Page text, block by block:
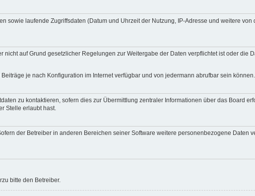
sowie laufende Zugriffsdaten (Datum und Uhrzeit der Nutzung, IP-Adresse und weitere von
auf Grund gesetzlicher Regelungen zur Weitergabe der Daten verpflichtet ist oder die
je nach Konfiguration im Internet verfügbar und von jedermann abrufbar sein können.
zu kontaktieren, sofern dies zur Übermittlung zentraler Informationen über das Board
Stelle erlaubt hast.
der Betreiber in anderen Bereichen seiner Software weitere personenbezogene Daten
bitte den Betreiber.